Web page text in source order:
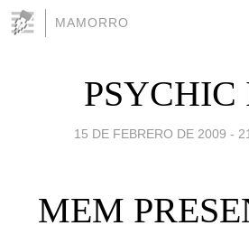
MAMORRO
PSYCHIC
15 DE FEBRERO DE 2009 -
MEM